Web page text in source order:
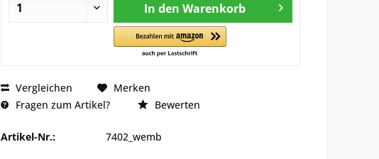
In den Warenkorb
Vergleichen
Merken
Fragen zum Artikel?
Bewerten
Artikel-Nr.: 7402_wemb